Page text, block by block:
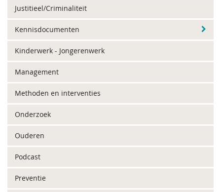
Justitieel/Criminaliteit
Kennisdocumenten
Kinderwerk - Jongerenwerk
Management
Methoden en interventies
Onderzoek
Ouderen
Podcast
Preventie